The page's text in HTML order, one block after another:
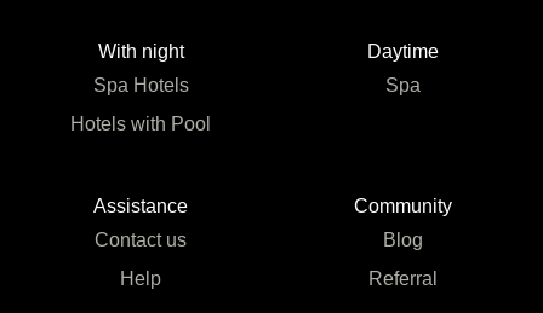
With night
Spa Hotels
Hotels with Pool
Daytime
Spa
Assistance
Contact us
Help
Community
Blog
Referral